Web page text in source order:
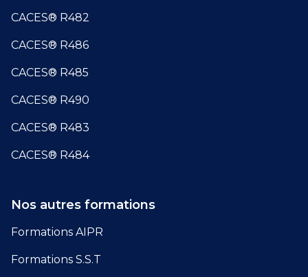
CACES® R482
CACES® R486
CACES® R485
CACES® R490
CACES® R483
CACES® R484
Nos autres formations
Formations AIPR
Formations S.S.T